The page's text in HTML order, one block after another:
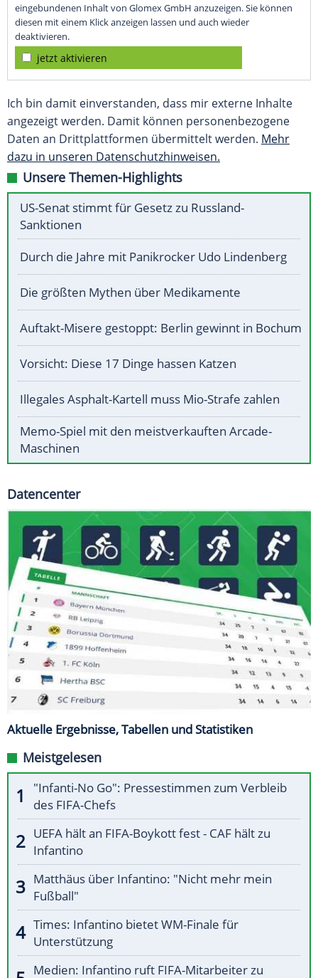
eingebundenen Inhalt von Glomex GmbH anzuzeigen. Sie können
diesen mit einem Klick anzeigen lassen und auch wieder
deaktivieren.
jetzt aktivieren
Ich bin damit einverstanden, dass mir externe Inhalte
angezeigt werden. Damit können personenbezogene
Daten an Drittplattformen übermittelt werden. Mehr
dazu in unseren Datenschutzhinweisen.
Unsere Themen-Highlights
US-Senat stimmt für Gesetz zu Russland-
Sanktionen
Durch die Jahre mit Panikrocker Udo Lindenberg
Die größten Mythen über Medikamente
Auftakt-Misere gestoppt: Berlin gewinnt in Bochum
Vorsicht: Diese 17 Dinge hassen Katzen
Illegales Asphalt-Kartell muss Mio-Strafe zahlen
Memo-Spiel mit den meistverkauften Arcade-
Maschinen
Datencenter
Aktuelle Ergebnisse, Tabellen und Statistiken
Meistgelesen
"Infanti-No Go": Pressestimmen zum Verbleib
des FIFA-Chefs
UEFA hält an FIFA-Boykott fest - CAF hält zu
Infantino
Matthäus über Infantino: "Nicht mehr mein
Fußball"
Times: Infantino bietet WM-Finale für
Unterstützung
Medien: Infantino ruft FIFA-Mitarbeiter zu